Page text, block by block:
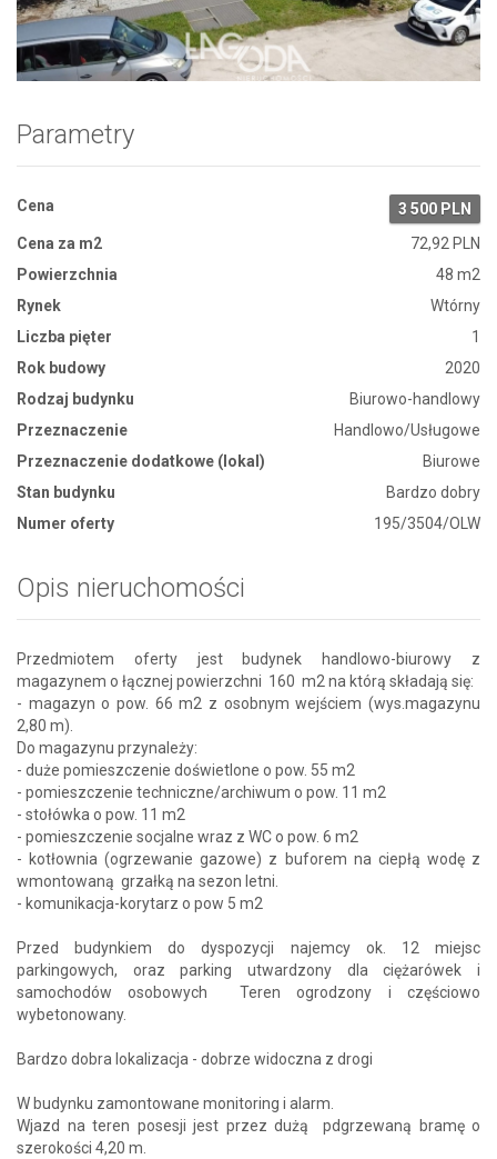
Zdjęcie 1
Parametry
Cena
3 500 PLN
Cena za m2
72,92 PLN
Powierzchnia
48 m2
Rynek
Wtórny
Liczba pięter
1
Rok budowy
2020
Rodzaj budynku
Biurowo-handlowy
Przeznaczenie
Handlowo/Usługowe
Przeznaczenie dodatkowe (lokal)
Biurowe
Stan budynku
Bardzo dobry
Numer oferty
195/3504/OLW
Opis nieruchomości
Przedmiotem oferty jest budynek handlowo-biurowy z
magazynem o łącznej powierzchni 160 m2 na którą składają się:
- magazyn o pow. 66 m2 z osobnym wejściem (wys.magazynu
2,80 m).
Do magazynu przynależy:
- duże pomieszczenie doświetlone o pow. 55 m2
- pomieszczenie techniczne/archiwum o pow. 11 m2
- stołówka o pow. 11 m2
- pomieszczenie socjalne wraz z WC o pow. 6 m2
- kotłownia (ogrzewanie gazowe) z buforem na ciepłą wodę z
wmontowaną grzałką na sezon letni.
- komunikacja-korytarz o pow 5 m2
Przed budynkiem do dyspozycji najemcy ok. 12 miejsc
parkingowych, oraz parking utwardzony dla ciężarówek i
samochodów osobowych Teren ogrodzony i częściowo
wybetonowany.
Bardzo dobra lokalizacja - dobrze widoczna z drogi
W budynku zamontowane monitoring i alarm.
Wjazd na teren posesji jest przez dużą pdgrzewaną bramę o
szerokości 4,20 m.